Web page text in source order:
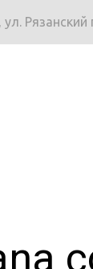
, ул. Рязанский